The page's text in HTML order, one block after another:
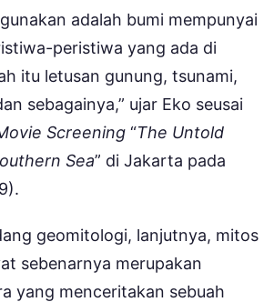
adalah bumi mempunyai
peristiwa yang ada di
itu letusan gunung, tsunami,
sebagainya,” ujar Eko seusai
Screening “The Untold
Sea” di Jakarta pada
geomitologi, lanjutnya, mitos
sebenarnya merupakan
yang menceritakan sebuah